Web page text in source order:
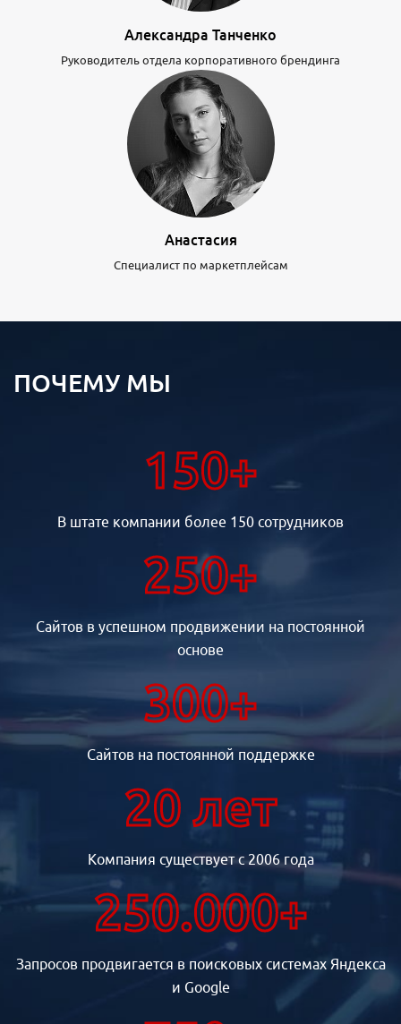
Александра Танченко
Руководитель отдела корпоративного брендинга
Анастасия
Специалист по маркетплейсам
ПОЧЕМУ МЫ
150+
В штате компании более 150 сотрудников
250+
Сайтов в успешном продвижении на постоянной
основе
300+
Сайтов на постоянной поддержке
20 лет
Компания существует с 2006 года
250.000+
Запросов продвигается в поисковых системах Яндекса
и Google